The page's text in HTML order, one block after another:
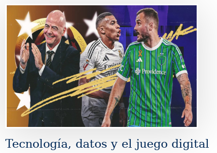
Image
Tecnología, datos y el juego digital